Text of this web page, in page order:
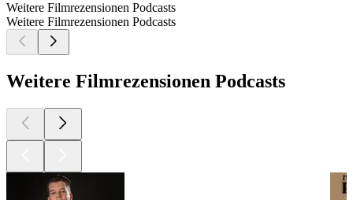
Weitere Filmrezensionen Podcasts
Weitere Filmrezensionen Podcasts
Weitere Filmrezensionen Podcasts